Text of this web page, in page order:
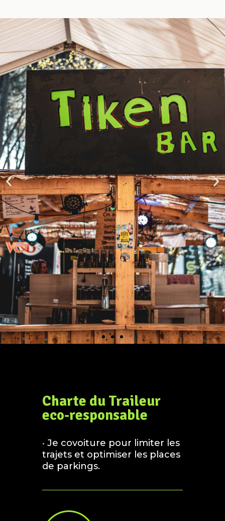
Charte du Traileur
eco-responsable
• Je covoiture pour limiter les
trajets et optimiser les places
de parkings.